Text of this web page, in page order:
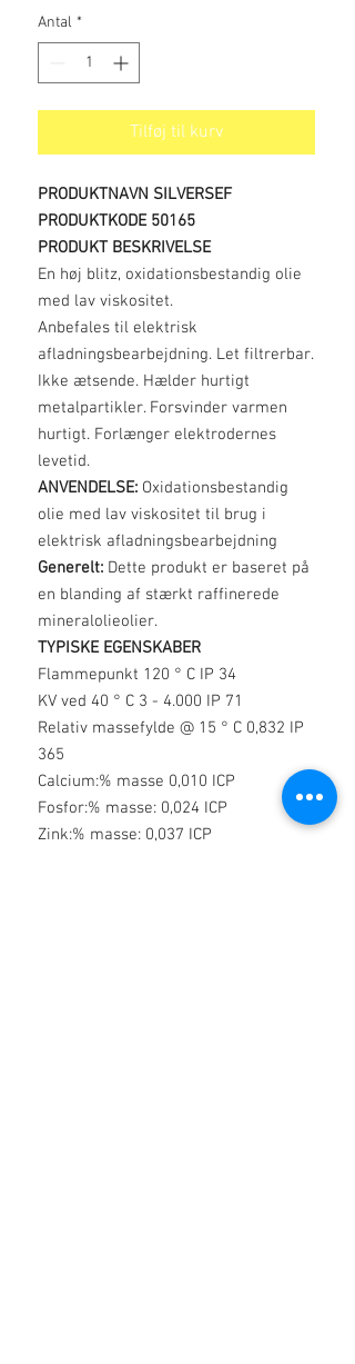
Antal *
Tilføj til kurv
PRODUKTNAVN SILVERSEF
PRODUKTKODE 50165
PRODUKT BESKRIVELSE
En høj blitz, oxidationsbestandig olie
med lav viskositet.
Anbefales til elektrisk
afladningsbearbejdning. Let filtrerbar.
Ikke ætsende. Hælder hurtigt
metalpartikler. Forsvinder varmen
hurtigt. Forlænger elektrodernes
levetid.
ANVENDELSE: Oxidationsbestandig
olie med lav viskositet til brug i
elektrisk afladningsbearbejdning
Generelt: Dette produkt er baseret på
en blanding af stærkt raffinerede
mineralolieolier.
TYPISKE EGENSKABER
Flammepunkt 120 ° C IP 34
KV ved 40 ° C 3 - 4.000 IP 71
Relativ massefylde @ 15 ° C 0,832 IP
365
Calcium:% masse 0,010 ICP
Fosfor:% masse: 0,024 ICP
Zink:% masse: 0,037 ICP